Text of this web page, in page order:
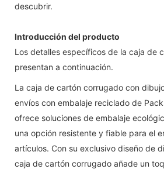
descubrir.
Introducción del producto
Los detalles específicos de la caja de
presentan a continuación.
La caja de cartón corrugado con
envíos con embalaje reciclado de
ofrece soluciones de embalaje
una opción resistente y fiable para el
artículos. Con su exclusivo diseño de
caja de cartón corrugado añade un